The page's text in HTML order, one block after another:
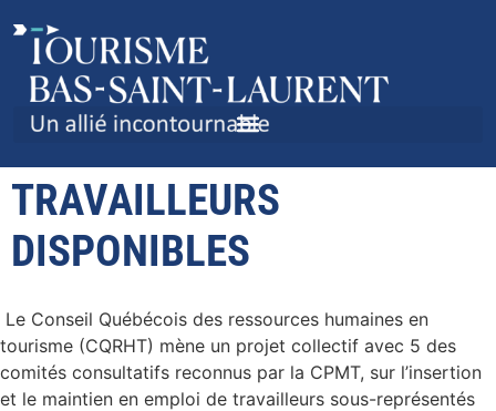
PARTICIPEZ À L’ENQUÊTE :
BASSINS DE
TRAVAILLEURS
DISPONIBLES
Le Conseil Québécois des ressources humaines en
tourisme (CQRHT) mène un projet collectif avec 5 des
comités consultatifs reconnus par la CPMT, sur l’insertion
et le maintien en emploi de travailleurs sous-représentés